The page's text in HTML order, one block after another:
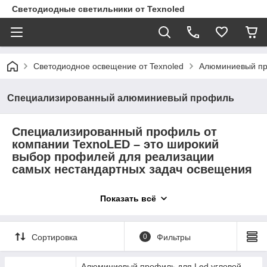
Светодиодные светильники от Texnoled
Светодиодное освещение от Texnoled Алюминиевый
Специализированный алюминиевый профиль
Специализированный профиль от
компании TexnoLED – это широкий
выбор профилей для реализации
самых нестандартных задач освещения
одежды, напольного освещения, стеклянных полок и
других целей.
Показать всё
Сортировка 0 Фильтры